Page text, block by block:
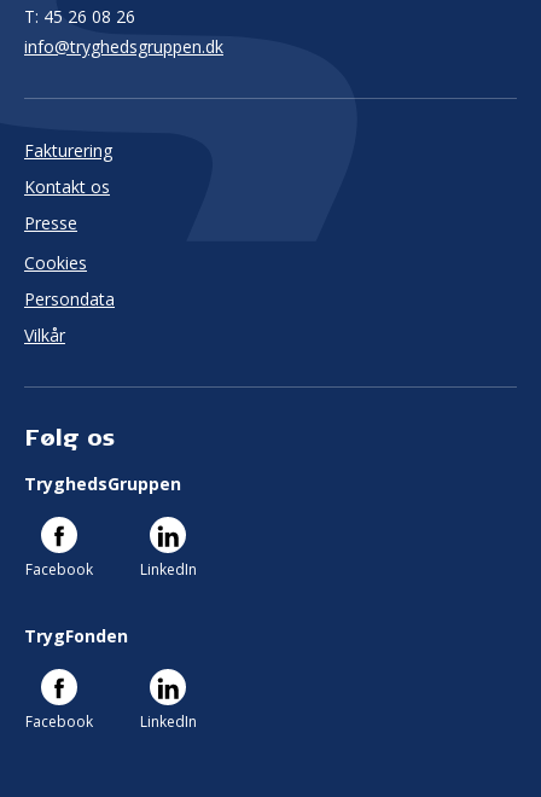
T: 45 26 08 26
info@tryghedsgruppen.dk
Fakturering
Kontakt os
Presse
Cookies
Persondata
Vilkår
Følg os
TryghedsGruppen
Facebook LinkedIn
TrygFonden
Facebook LinkedIn